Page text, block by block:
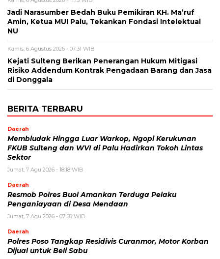
Jadi Narasumber Bedah Buku Pemikiran KH. Ma’ruf
Amin, Ketua MUI Palu, Tekankan Fondasi Intelektual
NU
Kamis, 6 Agustus 2026 - 07:31 WIB
Kejati Sulteng Berikan Penerangan Hukum Mitigasi
Risiko Addendum Kontrak Pengadaan Barang dan Jasa
di Donggala
BERITA TERBARU
Daerah
Membludak Hingga Luar Warkop, Ngopi Kerukunan
FKUB Sulteng dan WVI di Palu Hadirkan Tokoh Lintas
Sektor
Jumat, 7 Agu 2026 - 18:18 WIB
Daerah
Resmob Polres Buol Amankan Terduga Pelaku
Penganiayaan di Desa Mendaan
Jumat, 7 Agu 2026 - 07:58 WIB
Daerah
Polres Poso Tangkap Residivis Curanmor, Motor Korban
Dijual untuk Beli Sabu